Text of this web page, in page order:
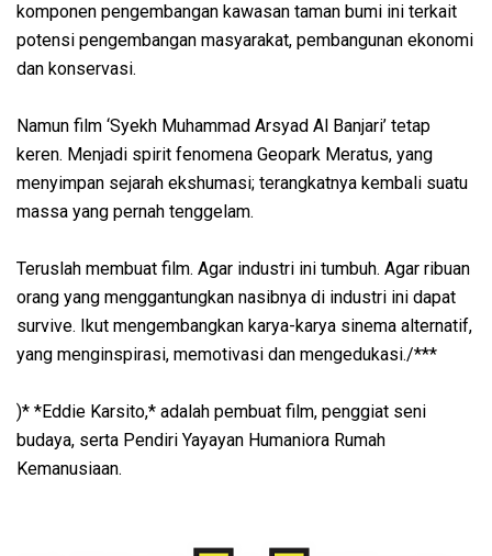
komponen pengembangan kawasan taman bumi ini terkait
potensi pengembangan masyarakat, pembangunan ekonomi
dan konservasi.
Namun film ‘Syekh Muhammad Arsyad Al Banjari’ tetap
keren. Menjadi spirit fenomena Geopark Meratus, yang
menyimpan sejarah ekshumasi; terangkatnya kembali suatu
massa yang pernah tenggelam.
Teruslah membuat film. Agar industri ini tumbuh. Agar ribuan
orang yang menggantungkan nasibnya di industri ini dapat
survive. Ikut mengembangkan karya-karya sinema alternatif,
yang menginspirasi, memotivasi dan mengedukasi./***
)* *Eddie Karsito,* adalah pembuat film, penggiat seni
budaya, serta Pendiri Yayayan Humaniora Rumah
Kemanusiaan.